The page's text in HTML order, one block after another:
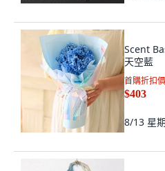
Scent
天空藍
首購折扣價
$403
8/13 星